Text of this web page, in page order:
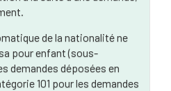
de la nationalité ne
pour enfant (sous-
demandes déposées en
101 pour les demandes